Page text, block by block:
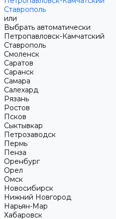
Ставрополь
или
Выбрать автоматически
Петропавловск-Камчатский
Ставрополь
Смоленск
Саратов
Саранск
Самара
Салехард
Рязань
Ростов
Псков
Сыктывкар
Петрозаводск
Пермь
Пенза
Оренбург
Орел
Омск
Новосибирск
Нижний Новгород
Нарьян-Мар
Хабаровск